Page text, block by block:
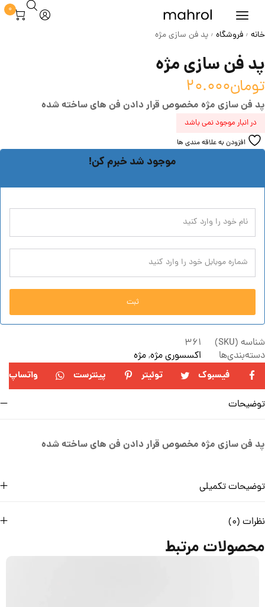
0
خانه / فروشگاه / پد فن سازی مژه
پد فن سازی مژه
تومان20.000
پد فن سازی مژه مخصوص قرار دادن فن های ساخته شده
در انبار موجود نمی باشد
افزودن به علاقه مندی ها
موجود شد خبرم کن!
ثبت
شناسه (SKU)
361
دسته‌بندی‌ها
اکسسوری مژه,مژه
فیسبوک
توئیتر پینترست واتساپ
توضیحات
پد فن سازی مژه مخصوص قرار دادن فن های ساخته شده
توضیحات تکمیلی
نظرات (0)
محصولات مرتبط